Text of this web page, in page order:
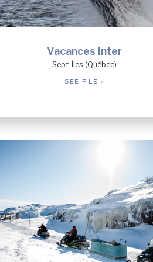
Vacances Inter
Sept-Îles (Québec)
SEE FILE